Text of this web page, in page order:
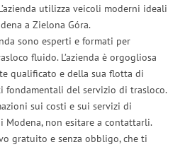
utilizza veicoli moderni ideali
a Zielona Góra.
sono esperti e formati per
fluido. L’azienda è orgogliosa
qualificato e della sua flotta di
fondamentali del servizio di trasloco.
sui costi e sui servizi di
Modena, non esitare a contattarli.
gratuito e senza obbligo, che ti